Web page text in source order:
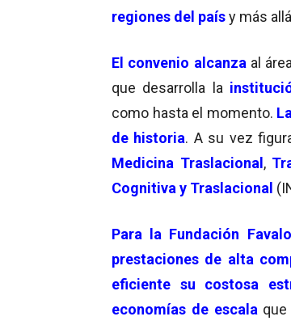
regiones del paísy más
El convenio alcanza al
que desarrolla la
como hasta el momento.
de historia. A su vez
Medicina Traslacional,
Cognitiva y Traslacional
Para la Fundación
prestaciones de alta
eficiente su costosa
economías de escala